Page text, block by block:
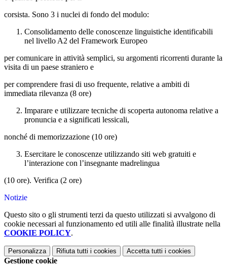
corsista. Sono 3 i nuclei di fondo del modulo:
Consolidamento delle conoscenze linguistiche identificabili
nel livello A2 del Framework Europeo
per comunicare in attività semplici, su argomenti ricorrenti durante la
visita di un paese straniero e
per comprendere frasi di uso frequente, relative a ambiti di
immediata rilevanza (8 ore)
Imparare e utilizzare tecniche di scoperta autonoma relative a
pronuncia e a significati lessicali,
nonché di memorizzazione (10 ore)
Esercitare le conoscenze utilizzando siti web gratuiti e
l’interazione con l’insegnante madrelingua
(10 ore). Verifica (2 ore)
Notizie
Questo sito o gli strumenti terzi da questo utilizzati si avvalgono di
cookie necessari al funzionamento ed utili alle finalità illustrate nella
COOKIE POLICY.
Personalizza Rifiuta tutti i cookies Accetta tutti i cookies
Gestione cookie